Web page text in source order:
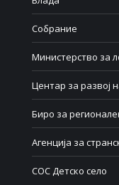
Собрание
Министерство за
Центар за развој
Биро за
Агенција за
СОС Детско село